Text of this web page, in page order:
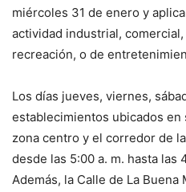
miércoles 31 de enero y
actividad industrial,
recreación, o de
Los días jueves, viernes,
establecimientos ubicados en
zona centro y el corredor de
desde las 5:00 a. m. hasta las
Además, la Calle de La